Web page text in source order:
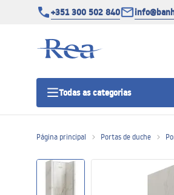
+351 300 502 840
Todas as categorias
outras
Página principal Portas de duche